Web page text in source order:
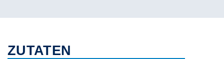
ZUTATEN